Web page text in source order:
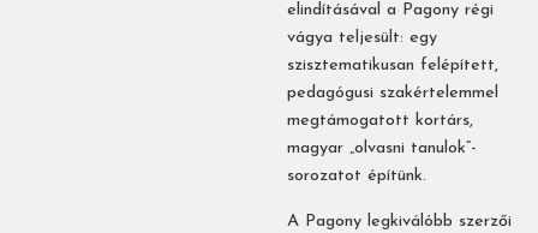
elindításával a Pagony régi
vágya teljesült: egy
szisztematikusan felépített,
pedagógusi szakértelemmel
megtámogatott kortárs,
magyar „olvasni tanulok”-
sorozatot építünk.
A Pagony legkiválóbb szerzői